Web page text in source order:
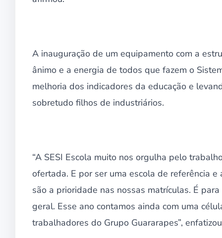
A inauguração de um equipamento com a
ânimo e a energia de todos que fazem o
melhoria dos indicadores da educação e
sobretudo filhos de industriários.
“A SESI Escola muito nos orgulha pelo
ofertada. E por ser uma escola de referência
são a prioridade nas nossas matrículas. É
geral. Esse ano contamos ainda com uma
trabalhadores do Grupo Guararapes”,